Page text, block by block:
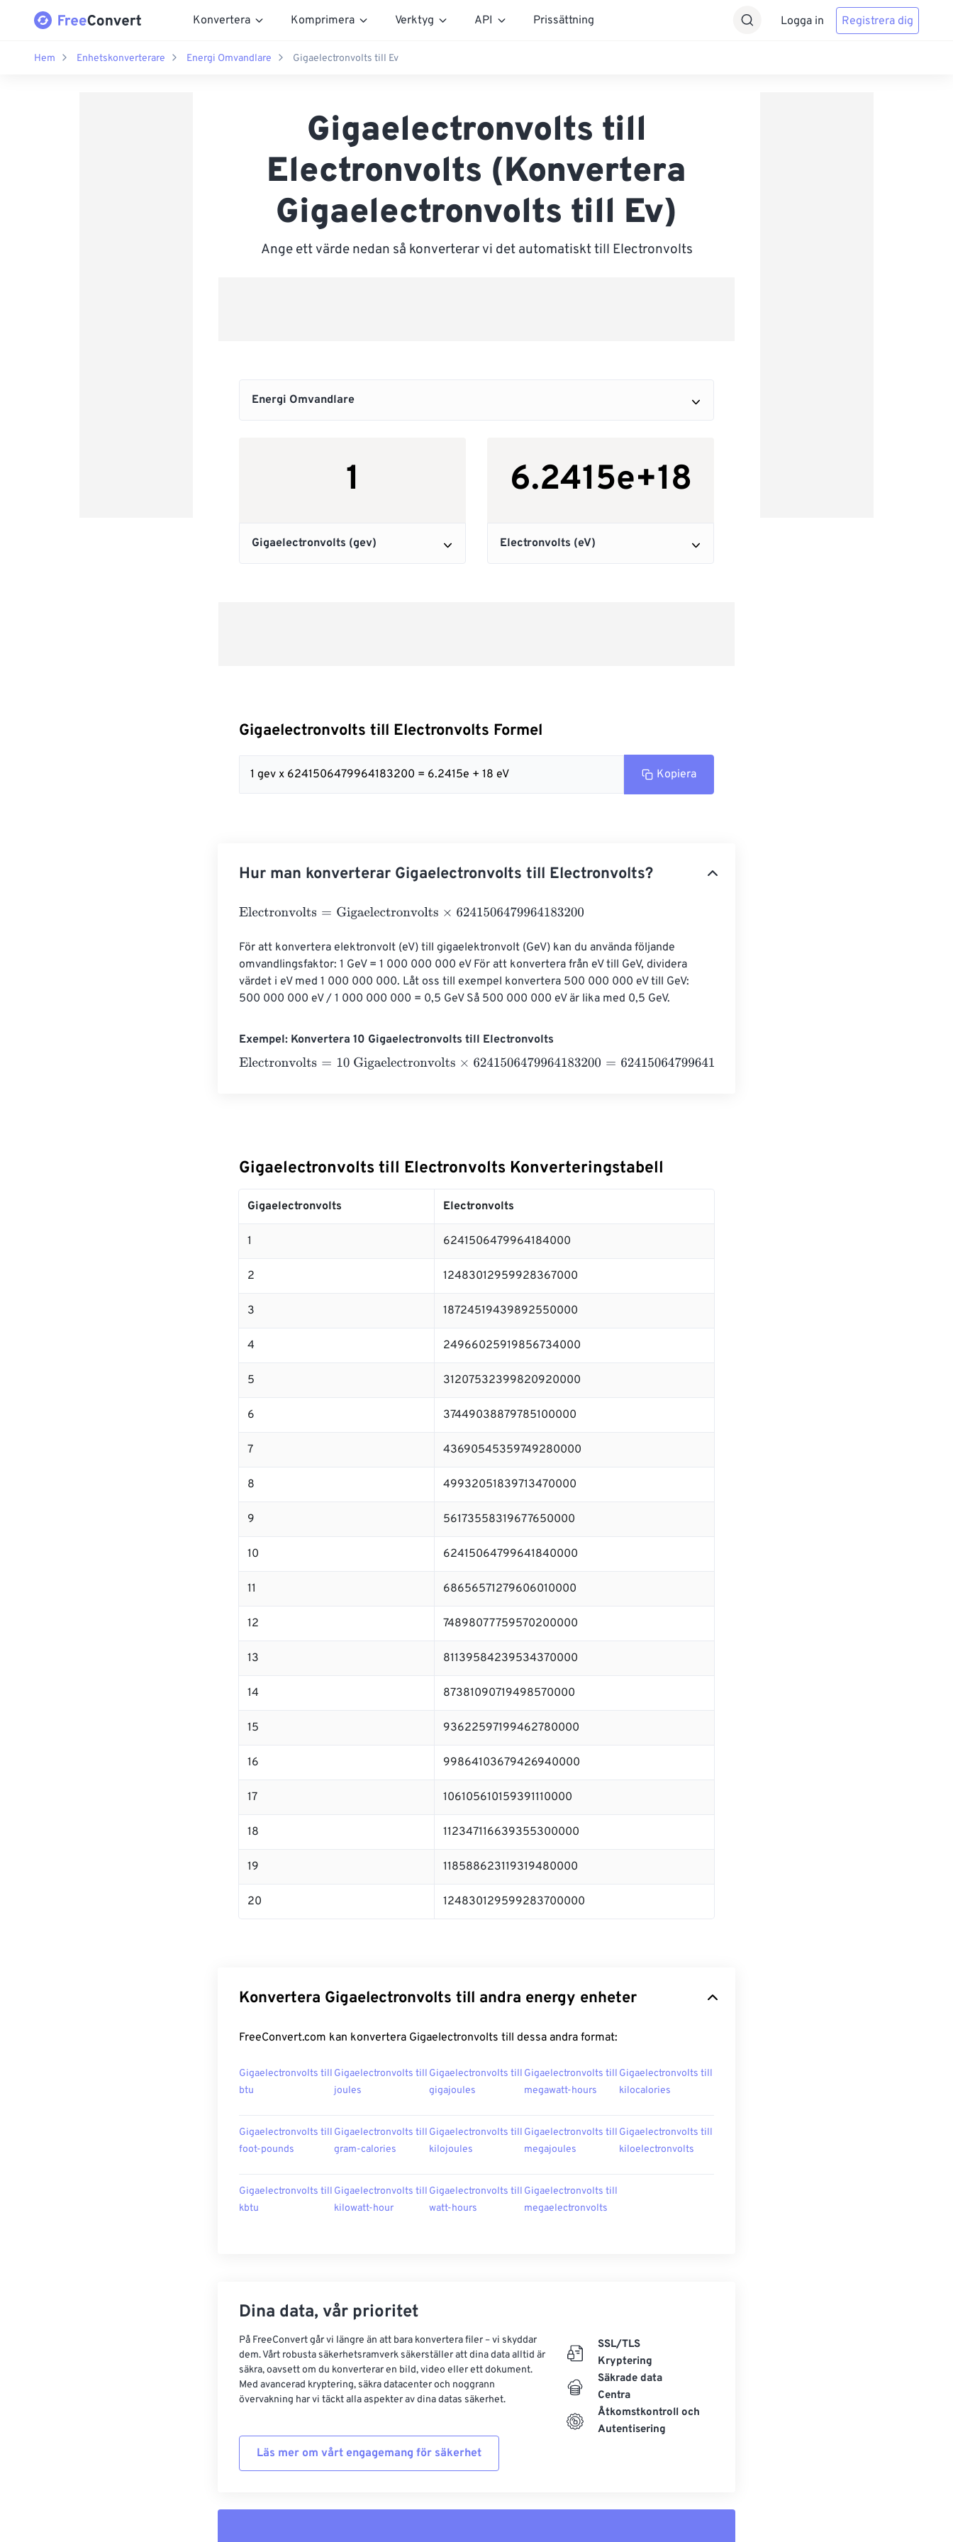
Konvertera Komprimera Verktyg API Prissättning Logga in Registrera dig
Hem Enhetskonverterare Energi Omvandlare Gigaelectronvolts till Ev
Gigaelectronvolts till
Electronvolts (Konvertera
Gigaelectronvolts till Ev)
Ange ett värde nedan så konverterar vi det automatiskt till Electronvolts
Gigaelectronvolts till Electronvolts Formel
1 gev x 6241506479964183200 = 6.2415e + 18 eV Kopiera
Hur man konverterar Gigaelectronvolts till Electronvolts?
Electronvolts=Gigaelectronvolts×6241506479964183200
För att konvertera elektronvolt (eV) till gigaelektronvolt (GeV) kan du använda följande
omvandlingsfaktor: 1 GeV = 1 000 000 000 eV För att konvertera från eV till GeV, dividera
värdet i eV med 1 000 000 000. Låt oss till exempel konvertera 500 000 000 eV till GeV:
500 000 000 eV / 1 000 000 000 = 0,5 GeV Så 500 000 000 eV är lika med 0,5 GeV.
Exempel: Konvertera 10 Gigaelectronvolts till Electronvolts
Electronvolts=10 Gigaelectronvolts×6241506479964183200=62415064799641840000 Electronvolts
Gigaelectronvolts till Electronvolts Konverteringstabell
Gigaelectronvolts Electronvolts
1 6241506479964184000
2 12483012959928367000
3 18724519439892550000
4 24966025919856734000
5 31207532399820920000
6 37449038879785100000
7 43690545359749280000
8 49932051839713470000
9 56173558319677650000
10 62415064799641840000
11 68656571279606010000
12 74898077759570200000
13 81139584239534370000
14 87381090719498570000
15 93622597199462780000
16 99864103679426940000
17 106105610159391110000
18 112347116639355300000
19 118588623119319480000
20 124830129599283700000
Konvertera Gigaelectronvolts till andra energy enheter
FreeConvert.com kan konvertera Gigaelectronvolts till dessa andra format:
Gigaelectronvolts till
btu
Gigaelectronvolts till
joules
Gigaelectronvolts till
gigajoules
Gigaelectronvolts till
megawatt-hours
Gigaelectronvolts till
kilocalories
Gigaelectronvolts till
foot-pounds
Gigaelectronvolts till
gram-calories
Gigaelectronvolts till
kilojoules
Gigaelectronvolts till
megajoules
Gigaelectronvolts till
kiloelectronvolts
Gigaelectronvolts till
kbtu
Gigaelectronvolts till
kilowatt-hour
Gigaelectronvolts till
watt-hours
Gigaelectronvolts till
megaelectronvolts
Dina data, vår prioritet
På FreeConvert går vi längre än att bara konvertera filer – vi skyddar
dem. Vårt robusta säkerhetsramverk säkerställer att dina data alltid är
säkra, oavsett om du konverterar en bild, video eller ett dokument.
Med avancerad kryptering, säkra datacenter och noggrann
övervakning har vi täckt alla aspekter av dina datas säkerhet.
Läs mer om vårt engagemang för säkerhet
SSL/TLS
Kryptering
Säkrade data
Centra
Åtkomstkontroll och
Autentisering